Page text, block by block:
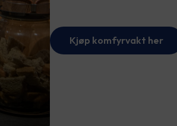
Kjøp komfyrvakt her